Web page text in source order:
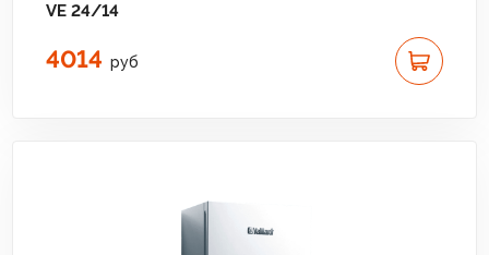
VE 24/14
4014 руб